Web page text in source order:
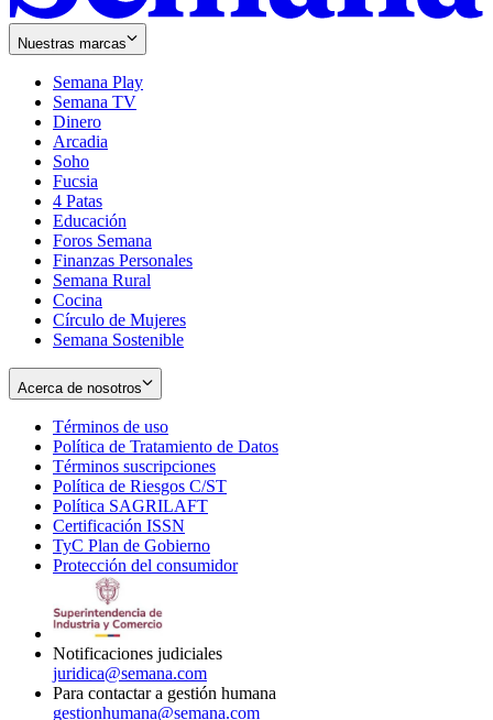
Nuestras marcas
Semana Play
Semana TV
Dinero
Arcadia
Soho
in
new
window
Fucsia
in
new
window
4 Patas
Educación
Foros Semana
Finanzas Personales
Semana Rural
Cocina
Círculo de Mujeres
Semana Sostenible
Acerca de nosotros
Términos de uso
in
new
window
Política de Tratamiento de Datos
Términos suscripciones
in
Política de Riesgos C/ST
Política SAGRILAFT
new
window
Certificación ISSN
in
new
TyC Plan de Gobierno
in
Protección del consumidorOpens
Notificaciones judiciales
juridica@semana.com
Para contactar a gestión humana
gestionhumana@semana.com